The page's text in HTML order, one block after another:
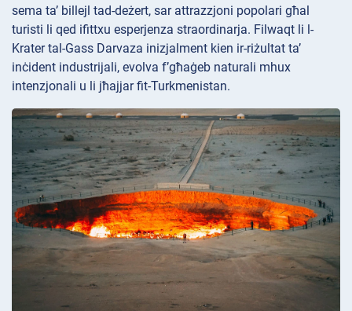
sema ta’ billejl tad-deżert, sar attrazzjoni popolari għal
turisti li qed ifittxu esperjenza straordinarja. Filwaqt li l-
Krater tal-Gass Darvaza inizjalment kien ir-riżultat ta’
inċident industrijali, evolva f’għaġeb naturali mhux
intenzjonali u li jħajjar fit-Turkmenistan.